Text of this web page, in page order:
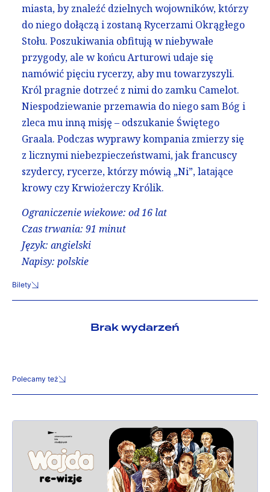
miasta, by znaleźć dzielnych wojowników, którzy
do niego dołączą i zostaną Rycerzami Okrągłego
Stołu. Poszukiwania obfitują w niebywałe
przygody, ale w końcu Arturowi udaje się
namówić pięciu rycerzy, aby mu towarzyszyli.
Król pragnie dotrzeć z nimi do zamku Camelot.
Niespodziewanie przemawia do niego sam Bóg i
zleca mu inną misję – odszukanie Świętego
Graala. Podczas wyprawy kompania zmierzy się
z licznymi niebezpieczeństwami, jak francuscy
szydercy, rycerze, którzy mówią „Ni”, latające
krowy czy Krwiożerczy Królik.
Ograniczenie wiekowe: od 16 lat
Czas trwania: 91 minut
Język: angielski
Napisy: polskie
Bilety
Brak wydarzeń
Polecamy też